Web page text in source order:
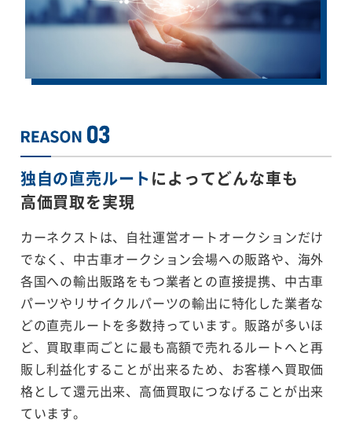
独自の直売ルートによってどんな車も
高価買取を実現
カーネクストは、自社運営オートオークションだけ
でなく、中古車オークション会場への販路や、海外
各国への輸出販路をもつ業者との直接提携、中古車
パーツやリサイクルパーツの輸出に特化した業者な
どの直売ルートを多数持っています。販路が多いほ
ど、買取車両ごとに最も高額で売れるルートへと再
販し利益化することが出来るため、お客様へ買取価
格として還元出来、高価買取につなげることが出来
ています。